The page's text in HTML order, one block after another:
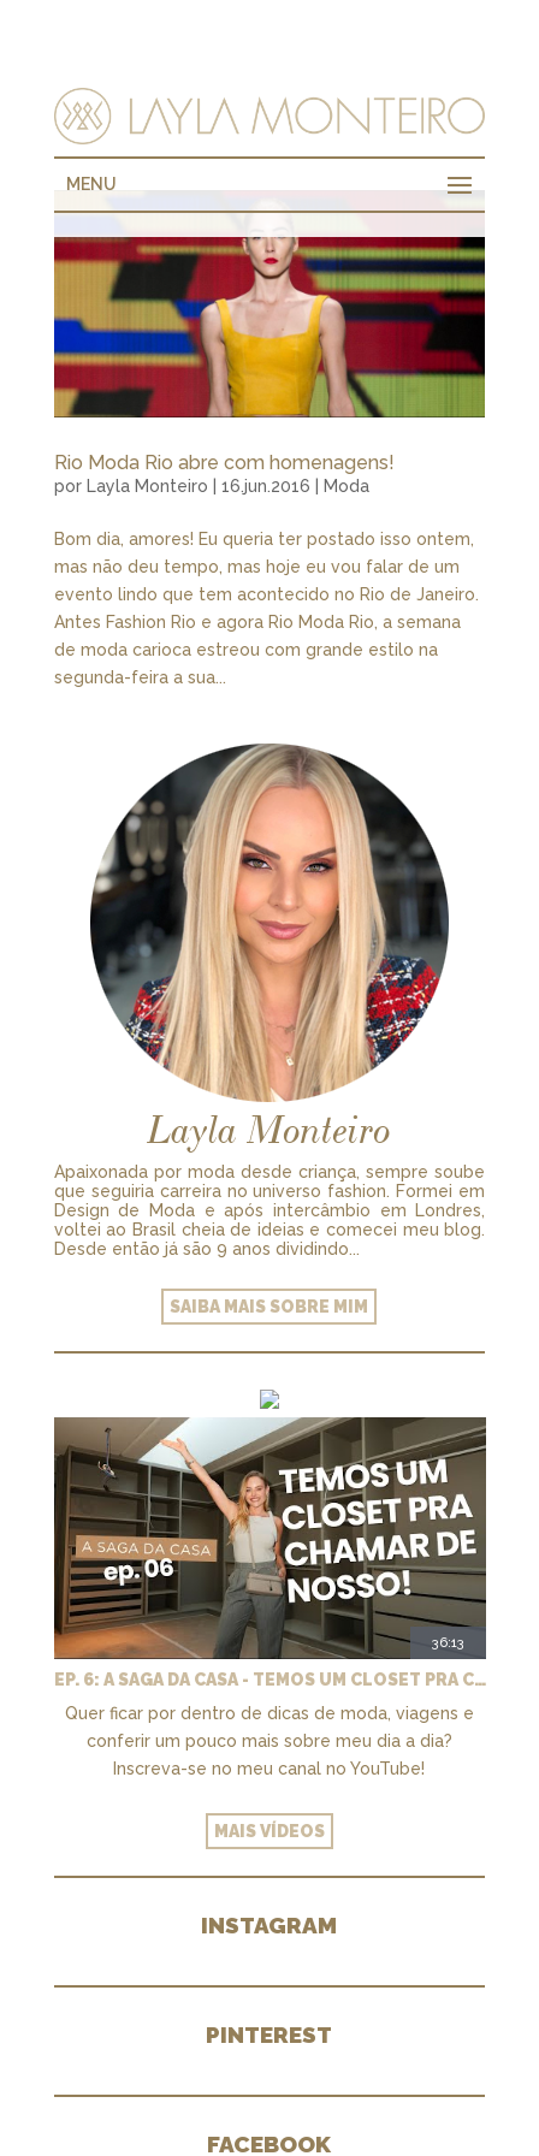
MENU
Rio Moda Rio abre com homenagens!
por Layla Monteiro | 16.jun.2016 | Moda
Bom dia, amores! Eu queria ter postado isso ontem,
mas não deu tempo, mas hoje eu vou falar de um
evento lindo que tem acontecido no Rio de Janeiro.
Antes Fashion Rio e agora Rio Moda Rio, a semana
de moda carioca estreou com grande estilo na
segunda-feira a sua...
Layla Monteiro
Apaixonada por moda desde criança, sempre soube
que seguiria carreira no universo fashion. Formei em
Design de Moda e após intercâmbio em Londres,
voltei ao Brasil cheia de ideias e comecei meu blog.
Desde então já são 9 anos dividindo...
SAIBA MAIS SOBRE MIM
36:13
EP. 6: A SAGA DA CASA - TEMOS UM CLOSET PRA CHAMAR DE NOSSO + MARCENARIA E PAISAGISMO
Quer ficar por dentro de dicas de moda, viagens e
conferir um pouco mais sobre meu dia a dia?
Inscreva-se no meu canal no YouTube!
MAIS VÍDEOS
INSTAGRAM
PINTEREST
FACEBOOK